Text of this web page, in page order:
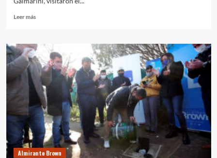
Leer másLeer
Cascallares
y
Galmarini
dialogaron
con
vecinos
de
Claypole
tras
la
extensión
la
Almirante Brown